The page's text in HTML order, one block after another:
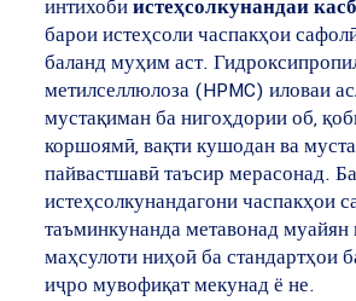
интихобиистеҳсолкунандаи
барои истеҳсоли часпакҳои
баланд муҳим аст.
метилселлюлоза (HPMC) иловаи
мустақиман ба нигоҳдории об,
коршоямӣ, вақти кушодан ва
пайвастшавӣ таъсир мерасонад.
истеҳсолкунандагони часпакҳои
таъминкунанда метавонад муайян
маҳсулоти ниҳоӣ ба стандартҳои
иҷро мувофиқат мекунад ё не.